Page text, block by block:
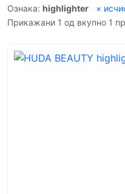
Ознака: highlighter
×
Прикажани 1 од вкупно 1